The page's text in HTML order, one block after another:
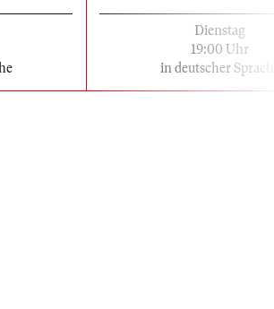
Dienstag
19:00 Uhr
in deutscher Sprache